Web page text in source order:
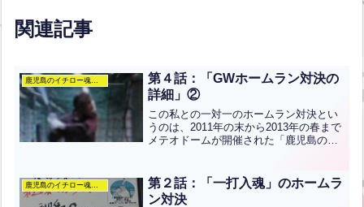
関連記事
第４話：「GWホームラン対決の
詳細」②
この私との一対一のホームラン対決とい
うのは、2011年の末から2013年の春まで
メテオドームが開催された「鹿児島のイ
ントでは大方の予想を大きく覆して、私
が338勝138...全文はクリック
鹿児島のイチロー魂のぶろぐ
第２話：「一打入魂」のホームラ
ン対決